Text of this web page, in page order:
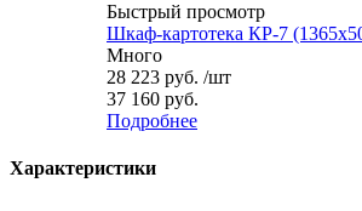
Быстрый просмотр
Шкаф-картотека КР-7
Много
28 223 руб. /шт
37 160 руб.
Подробнее
Характеристики